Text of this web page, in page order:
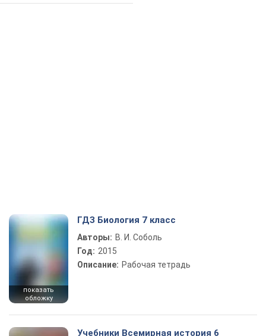
показать
обложку
ГДЗ Биология 7 класс
Авторы: В. И. Соболь
Год: 2015
Описание: Рабочая тетрадь
Учебники Всемирная история 6